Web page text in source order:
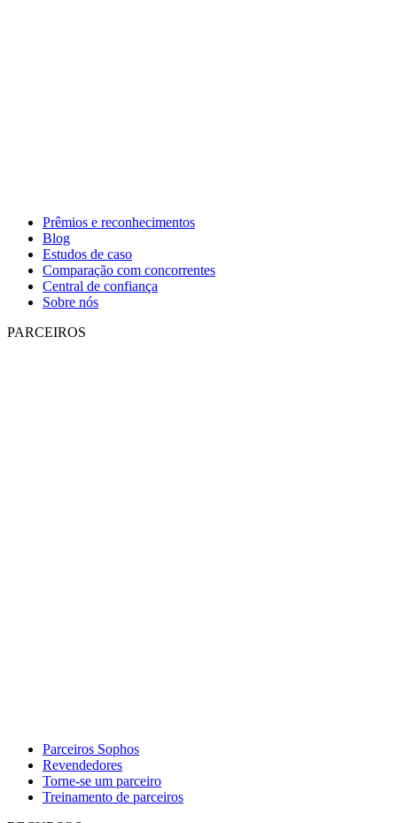
Prêmios e reconhecimentos
Blog
Estudos de caso
Comparação com concorrentes
Central de confiança
Sobre nós
PARCEIROS
Parceiros Sophos
Revendedores
Torne-se um parceiro
Treinamento de parceiros